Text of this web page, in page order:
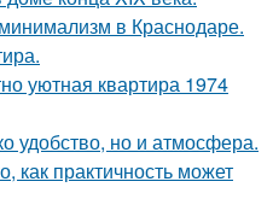
в Краснодаре.
уютная квартира 1974
удобство, но и атмосфера.
как практичность может